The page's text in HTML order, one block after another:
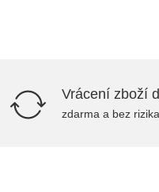
Vrácení zboží
zdarma a bez rizika